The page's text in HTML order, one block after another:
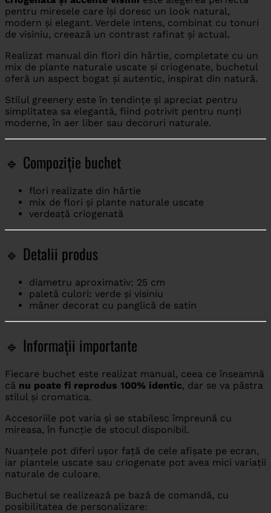
pentru miresele care își doresc un look natural,
modern și elegant. Verdele intens, combinat cu tonuri
de visiniu, creează un contrast rafinat și actual.
Realizat manual din flori din hârtie, completate cu un
mix de plante naturale uscate și criogenate, buchetul
oferă un aspect bogat și autentic, inspirat din natură.
Stilul greenery este în tendințe și apreciat pentru
simplitatea sa elegantă, fiind potrivit pentru nunți
moderne, în aer liber sau decoruri naturale.
🔹 Compoziție buchet
flori realizate din hârtie
mix de flori și plante naturale uscate
verdeață criogenată
🔹 Detalii produs
diametru aproximativ: 25 cm
paletă culori: verde și visiniu
mâner decorat cu panglică de satin
🔹 Informații importante
Fiecare buchet este realizat manual, ceea ce înseamnă
că nu poate fi reprodus 100% identic, dar se va păstra
stilul și cromatica.
Accesoriile pot varia și se stabilesc împreună cu
mireasa, în funcție de stocul disponibil.
Nuanțele pot diferi ușor față de cele afișate pe ecran,
iar plantele uscate sau criogenate pot avea mici variații
naturale de culoare.
Buchetul se realizează pe bază de comandă, cu
posibilitatea de personalizare: